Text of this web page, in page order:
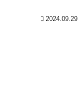
2024.09.29